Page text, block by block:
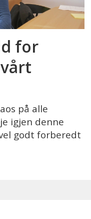
for
på alle
igjen denne
godt forberedt